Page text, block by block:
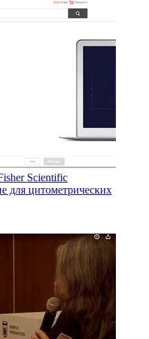
Scientific
для цитометрических